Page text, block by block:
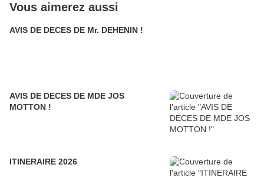
Vous aimerez aussi
AVIS DE DECES DE Mr. DEHENIN !
AVIS DE DECES DE MDE JOS
MOTTON !
ITINERAIRE 2026